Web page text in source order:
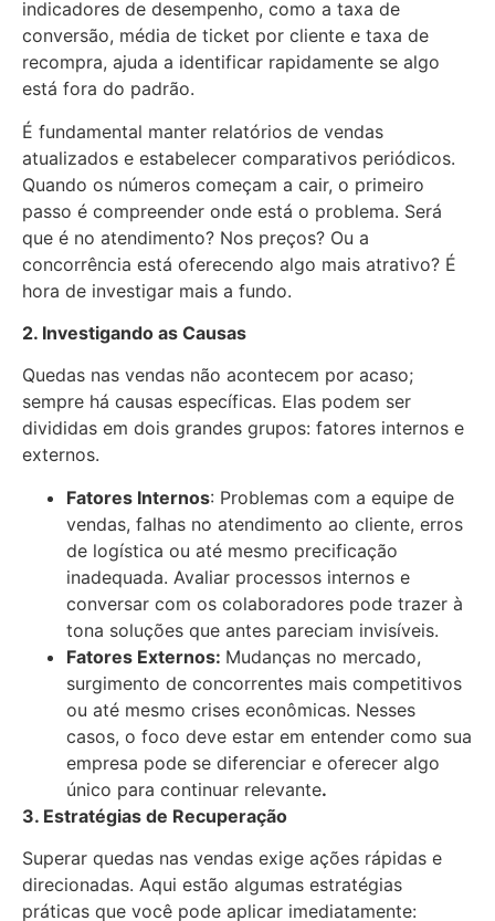
indicadores de desempenho, como a taxa de
conversão, média de ticket por cliente e taxa de
recompra, ajuda a identificar rapidamente se algo
está fora do padrão.
É fundamental manter relatórios de vendas
atualizados e estabelecer comparativos periódicos.
Quando os números começam a cair, o primeiro
passo é compreender onde está o problema. Será
que é no atendimento? Nos preços? Ou a
concorrência está oferecendo algo mais atrativo? É
hora de investigar mais a fundo.
2. Investigando as Causas
Quedas nas vendas não acontecem por acaso;
sempre há causas específicas. Elas podem ser
divididas em dois grandes grupos: fatores internos e
externos.
Fatores Internos: Problemas com a equipe de
vendas, falhas no atendimento ao cliente, erros
de logística ou até mesmo precificação
inadequada. Avaliar processos internos e
conversar com os colaboradores pode trazer à
tona soluções que antes pareciam invisíveis.
Fatores Externos: Mudanças no mercado,
surgimento de concorrentes mais competitivos
ou até mesmo crises econômicas. Nesses
casos, o foco deve estar em entender como sua
empresa pode se diferenciar e oferecer algo
único para continuar relevante.
3. Estratégias de Recuperação
Superar quedas nas vendas exige ações rápidas e
direcionadas. Aqui estão algumas estratégias
práticas que você pode aplicar imediatamente: